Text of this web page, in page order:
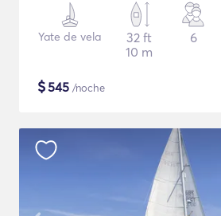
Yate de vela
32 ft
10 m
6
$545 /noche